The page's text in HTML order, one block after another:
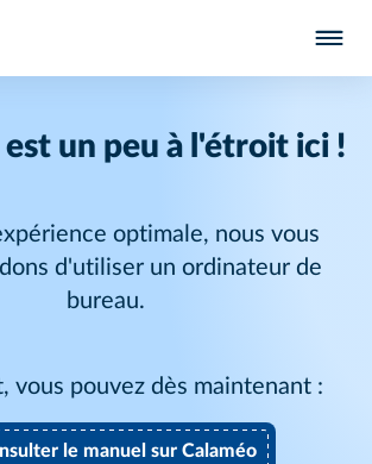
un peu à l'étroit ici !
optimale, nous vous
d'utiliser un ordinateur de
bureau.
vous pouvez dès maintenant :
le manuel sur Calaméo